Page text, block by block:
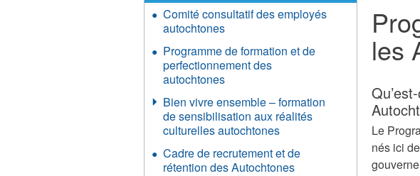
les
Le
nés ici
Comité consultatif des employés
autochtones
Programme de formation et de
perfectionnement des
autochtones
Bien vivre ensemble – formation
de sensibilisation aux réalités
culturelles autochtones
Cadre de recrutement et de
rétention des Autochtones